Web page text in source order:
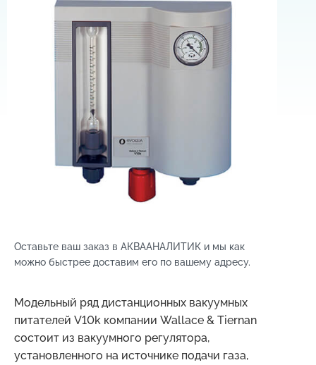
Оставьте ваш заказ в АКВААНАЛИТИК и мы как
можно быстрее доставим его по вашему адресу.
Модельный ряд дистанционных вакуумных
питателей V10k компании Wallace & Tiernan
состоит из вакуумного регулятора,
установленного на источнике подачи газа,